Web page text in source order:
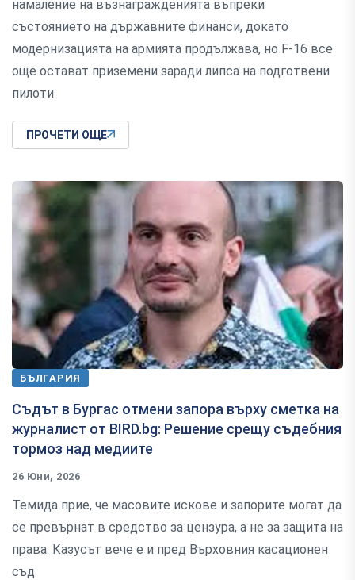
намаление на възнагражденията въпреки
състоянието на държавните финанси, докато
модернизацията на армията продължава, но F-16 все
още остават приземени заради липса на подготвени
пилоти
ПРОЧЕТИ ОЩЕ
БЪЛГАРИЯ
Съдът в Бургас отмени запора върху сметка на
журналист от BIRD.bg: Решение срещу съдебния
тормоз над медиите
26 Юни, 2026
Темида прие, че масовите искове и запорите могат да
се превърнат в средство за цензура, а не за защита на
права. Казусът вече е и пред Върховния касационен
съд